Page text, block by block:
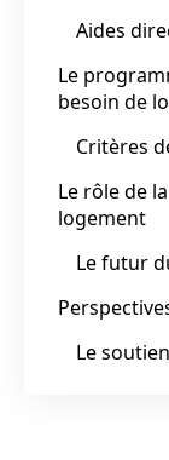
Aides
Le
besoin de
Critères
Le rôle de
logement
Le futur
Le